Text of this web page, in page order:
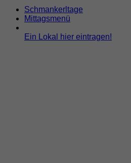
Schmankerltage
Mittagsmenü
Ein Lokal hier eintragen!